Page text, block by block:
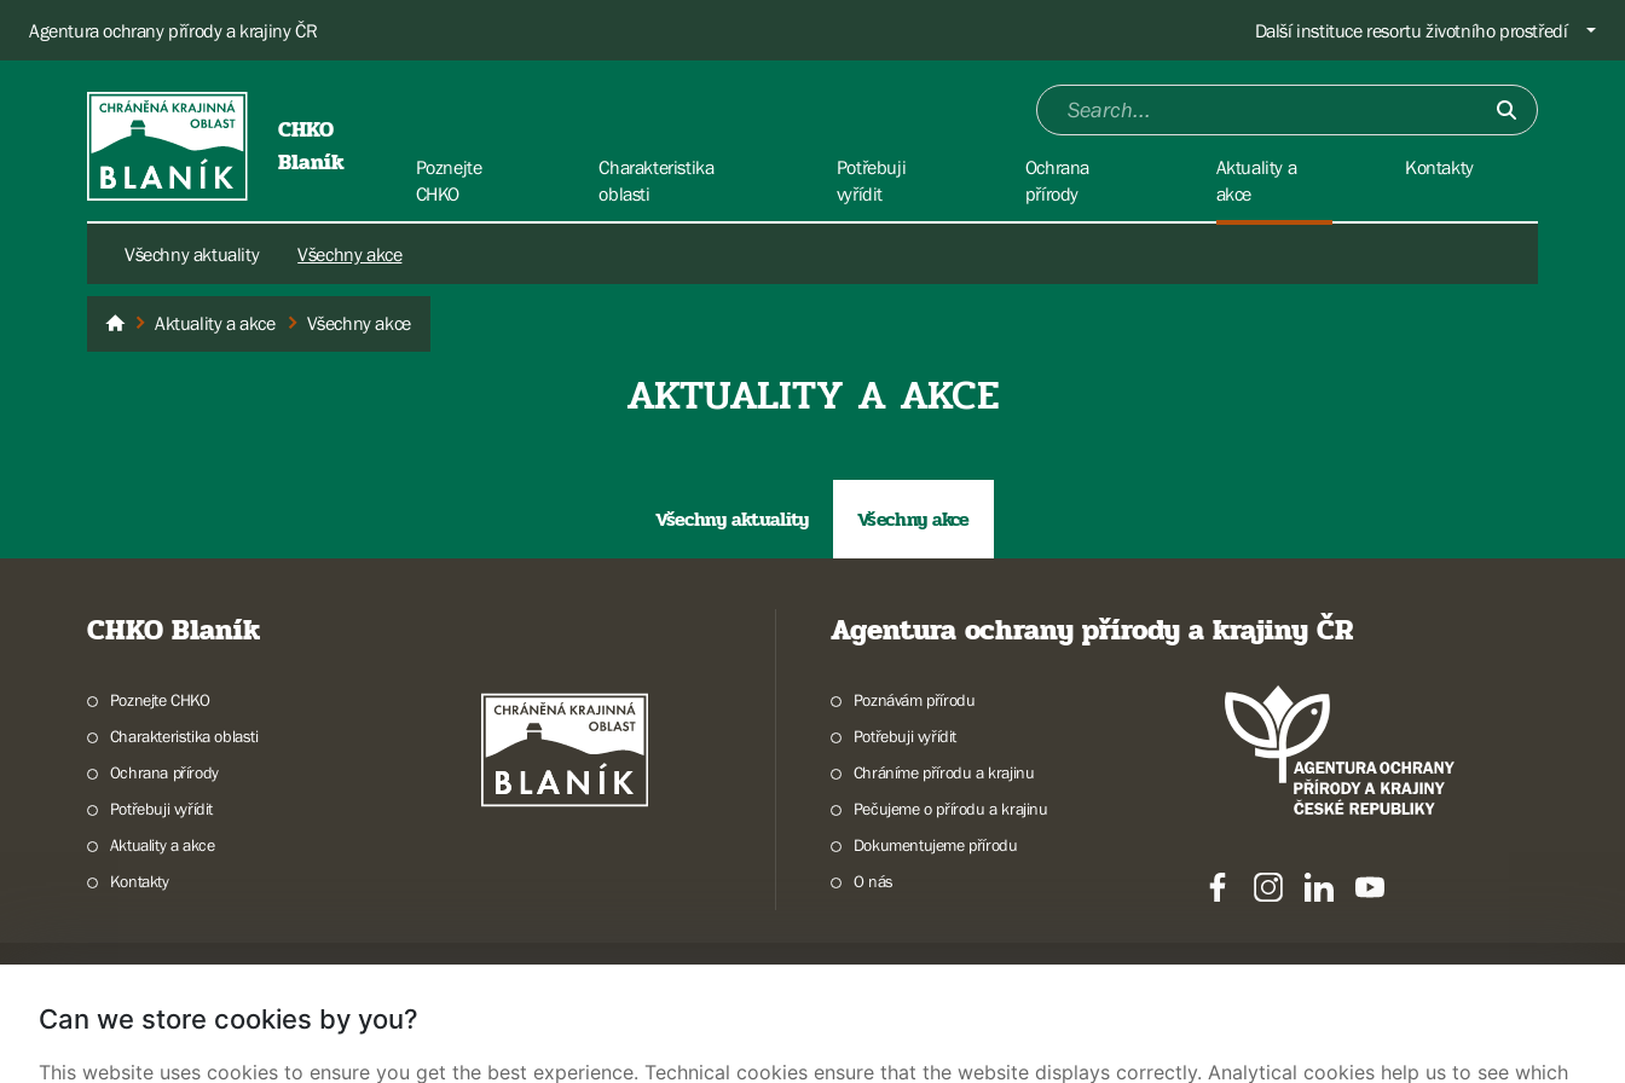
Agentura ochrany přírody a krajiny ČR Další instituce resortu životního prostředí
CHKO
Blaník
Poznejte
CHKO
Charakteristika
oblasti
Potřebuji
vyřídit
Ochrana
přírody
Aktuality a
akce
Všechny aktuality Všechny akce
Kontakty
BlaníkAktuality a akce Všechny akce
AKTUALITY A AKCE
Všechny aktuality Všechny akce
CHKO Blaník
Poznejte CHKO
Charakteristika oblasti
Ochrana přírody
Potřebuji vyřídit
Aktuality a akce
Kontakty
Agentura ochrany přírody a krajiny ČR
Poznávám přírodu
Potřebuji vyřídit
Chráníme přírodu a krajinu
Pečujeme o přírodu a krajinu
Dokumentujeme přírodu
O nás
Can we store cookies by you?
This website uses cookies to ensure you get the best experience. Technical cookies ensure that the website displays correctly. Analytical cookies help us to see which